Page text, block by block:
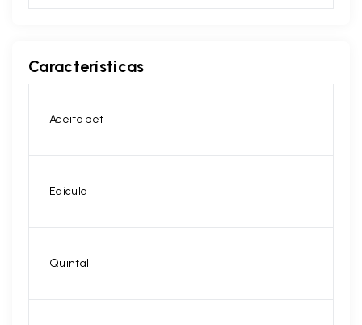
Características
Aceita pet
Edícula
Quintal